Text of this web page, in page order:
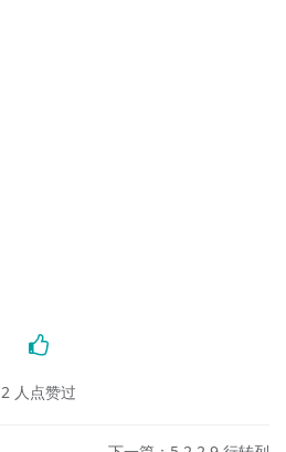
2 人点赞过